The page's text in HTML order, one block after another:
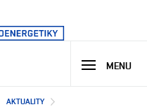
MENU
AKTUALITY